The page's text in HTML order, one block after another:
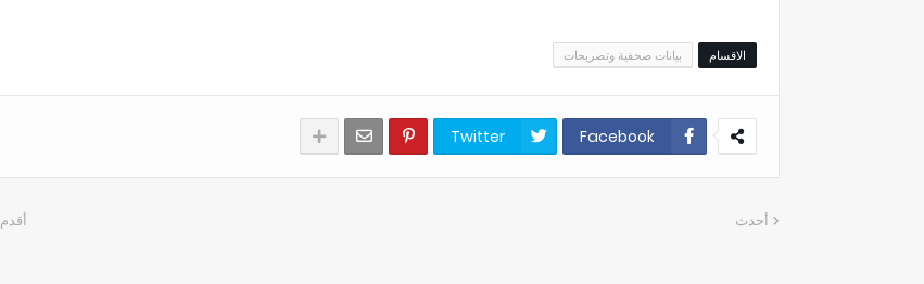
الاقسام بيانات صحفية وتصريحات
Facebook
Twitter
أحدث أقدم